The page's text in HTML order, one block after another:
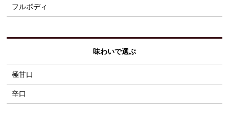
フルボディ
味わいで選ぶ
極甘口
辛口